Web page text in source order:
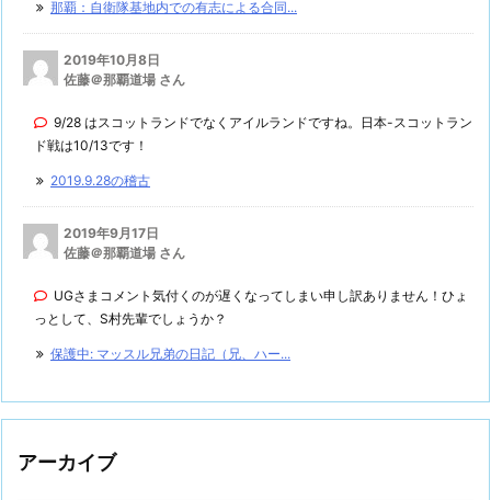
那覇：自衛隊基地内での有志による合同...
2019年10月8日
佐藤＠那覇道場 さん
9/28 はスコットランドでなくアイルランドですね。日本-スコットラン
ド戦は10/13です！
2019.9.28の稽古
2019年9月17日
佐藤＠那覇道場 さん
UGさまコメント気付くのが遅くなってしまい申し訳ありません！ひょ
っとして、S村先輩でしょうか？
保護中: マッスル兄弟の日記（兄、ハー...
アーカイブ